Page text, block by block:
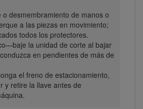
o desmembramiento de manos o
a las piezas en movimiento;
todos los protectores.
la unidad de corte al bajar
en pendientes de más de
el freno de estacionamiento,
y retire la llave antes de